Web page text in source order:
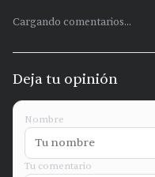
Cargando comentarios...
Deja tu opinión
Nombre
Tu comentario